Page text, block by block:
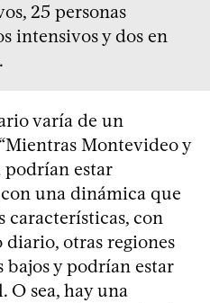
25 personas
intensivos y dos en
varía de un
Montevideo y
estar
una dinámica que
características, con
diario, otras regiones
y podrían estar
O sea, hay una